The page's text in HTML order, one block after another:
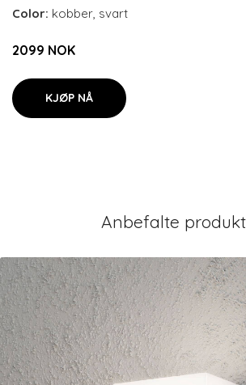
Color: kobber, svart
2099 NOK
KJØP NÅ
Anbefalte